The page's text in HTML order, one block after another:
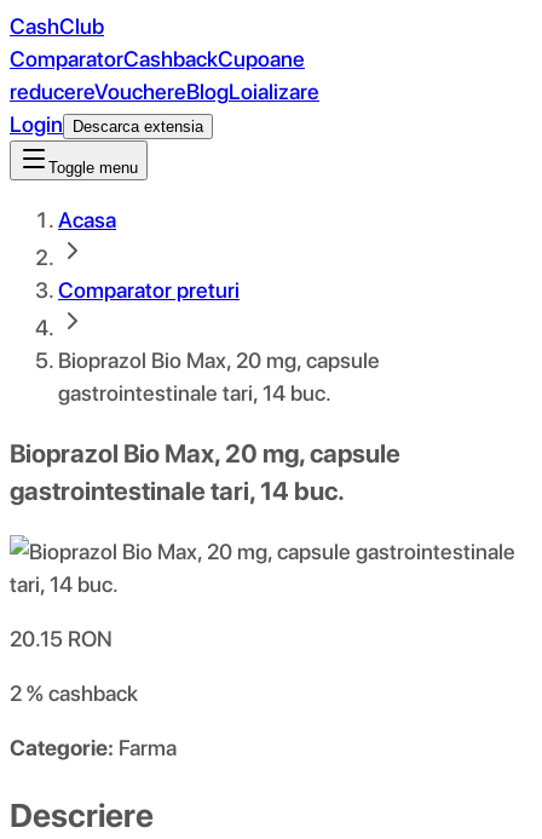
CashClub
ComparatorCashbackCupoane
reducereVouchereBlogLoializare
Login
Descarca extensia
Toggle menu
Acasa
Comparator preturi
Bioprazol Bio Max, 20 mg, capsule
gastrointestinale tari, 14 buc.
Bioprazol Bio Max, 20 mg, capsule
gastrointestinale tari, 14 buc.
20.15 RON
2 %cashback
Categorie: Farma
Descriere